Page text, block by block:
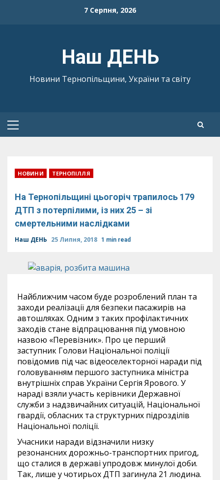
7 Серпня, 2026
Наш ДЕНЬ
Новини Тернопільщини, України та світу
Primary
НОВИНИ ТЕРНОПІЛЛЯ
На Тернопільщині цьогоріч трапилось 179
ДТП з потерпілими, із них 25 – зі
смертельними наслідками
Наш ДЕНЬ 25 Липня, 2018 1 min read
Найближчим часом буде розроблений план та
заходи реалізації для безпеки пасажирів на
автошляхах. Одним з таких профілактичних
заходів стане відпрацювання під умовною
назвою «Перевізник». Про це перший
заступник Голови Національної поліції
повідомив під час відеоселекторної наради під
головуванням першого заступника міністра
внутрішніх справ України Сергія Ярового. У
нараді взяли участь керівники Державної
служби з надзвичайних ситуацій, Національної
гвардії, обласних та структурних підрозділів
Національної поліції.
Учасники наради відзначили низку
резонансних дорожньо-транспортних пригод,
що сталися в державі упродовж минулої доби.
Так, лише у чотирьох ДТП загинула 21 людина.